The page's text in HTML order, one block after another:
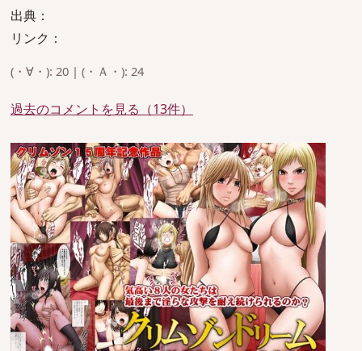
出典：
リンク：
(・∀・): 20 | (・Ａ・): 24
過去のコメントを見る（13件）